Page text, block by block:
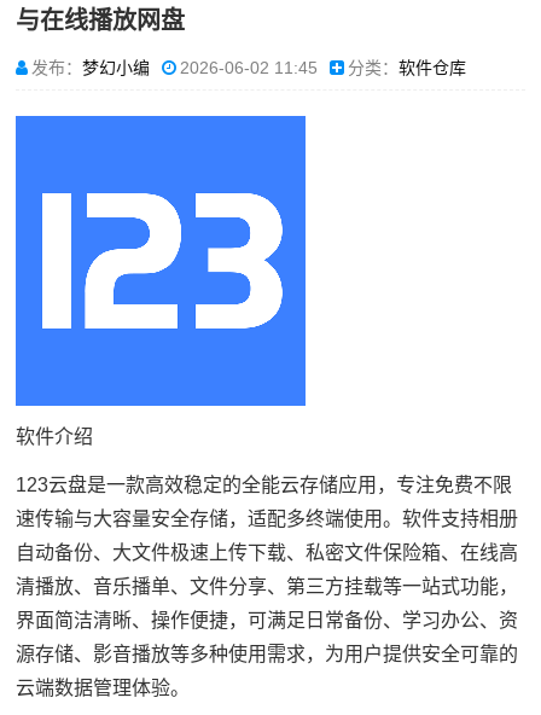
与在线播放网盘
发布：梦幻小编 2026-06-02 11:45 分类：软件仓库
软件介绍
123云盘是一款高效稳定的全能云存储应用，专注免费不限
速传输与大容量安全存储，适配多终端使用。软件支持相册
自动备份、大文件极速上传下载、私密文件保险箱、在线高
清播放、音乐播单、文件分享、第三方挂载等一站式功能，
界面简洁清晰、操作便捷，可满足日常备份、学习办公、资
源存储、影音播放等多种使用需求，为用户提供安全可靠的
云端数据管理体验。